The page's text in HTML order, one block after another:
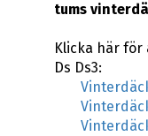
tums
Klicka här
Ds Ds3: